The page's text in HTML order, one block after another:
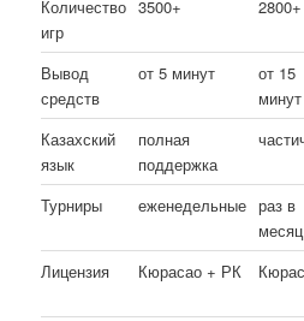
Количество
игр
3500+ 2800+
Вывод
средств
от 5 минут
от 15
минут
Казахский
язык
полная
поддержка
Турниры еженедельные раз в
месяц
Лицензия
Кюрасао + РК